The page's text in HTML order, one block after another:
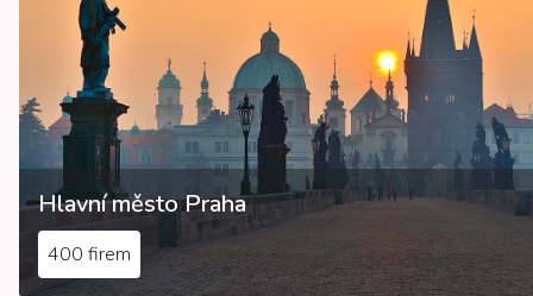
Hlavní město Praha
400 firem